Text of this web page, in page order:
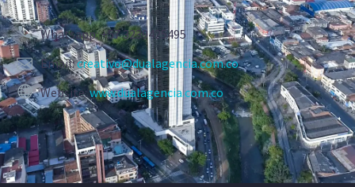
Whatsapp: +57 3239425495
Email:creativo@dualagencia.com.co
Website:www.dualagencia.com.co